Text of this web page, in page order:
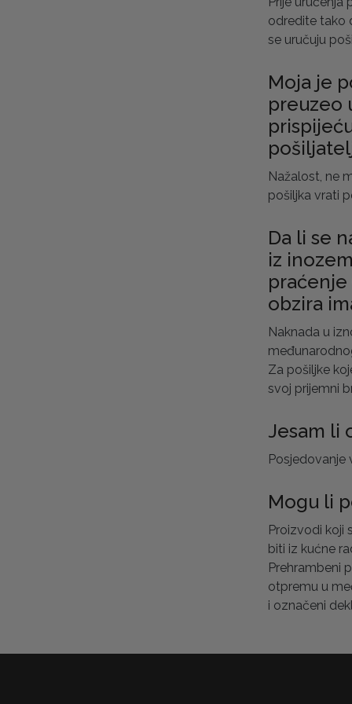
odredite tako
se uručuju
Moja je
preuzeo
Nažalost, ne
pošiljka vrati
Da li se
iz
obzira
Naknada u
Za pošiljke
svoj prijemni
Jesam li
Posjedovanje
Mogu li
Proizvodi koji
biti iz kućne
Prehrambeni
otpremu u
i označeni